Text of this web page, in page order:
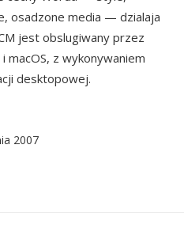
osadzone media — dzialaja
jest obslugiwany przez
macOS, z wykonywaniem
desktopowej.
2007